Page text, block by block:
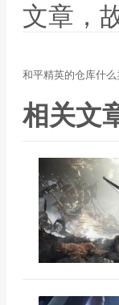
文章，
和平精英的仓库什
相关文